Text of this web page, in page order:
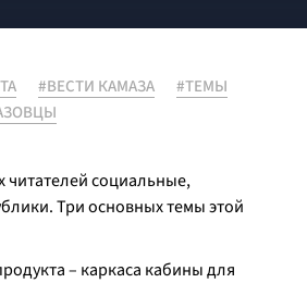
#ВЕСТИ КАМАЗА
#ТЕМЫ
читателей социальные,
Три основных темы этой
– каркаса кабины для